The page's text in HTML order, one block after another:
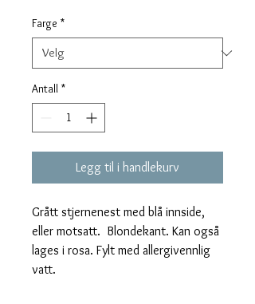
Farge *
Antall *
Legg til i handlekurv
Grått stjernenest med blå innside,
eller motsatt.  Blondekant. Kan også
lages i rosa. Fylt med allergivennlig
vatt.